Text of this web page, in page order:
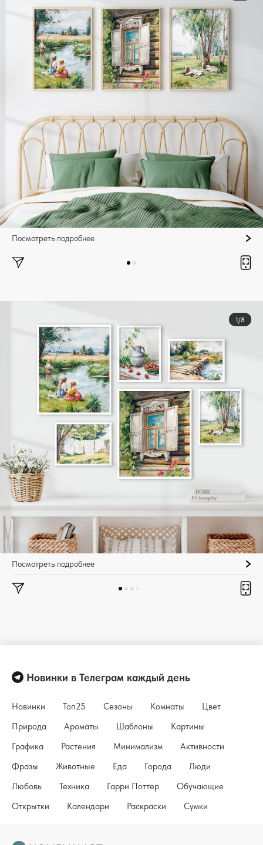
Посмотреть подробнее
1/8
Посмотреть подробнее
Новинки в Телеграм каждый день
Новинки Топ25 Сезоны Комнаты
Цвет
Природа
Ароматы Шаблоны
Картины
Графика
Растения Минимализм
Активности
Фразы
Животные Еда Города
Люди
Любовь
Техника Гарри Поттер
Обучающие
Открытки
Календари Раскраски Сумки